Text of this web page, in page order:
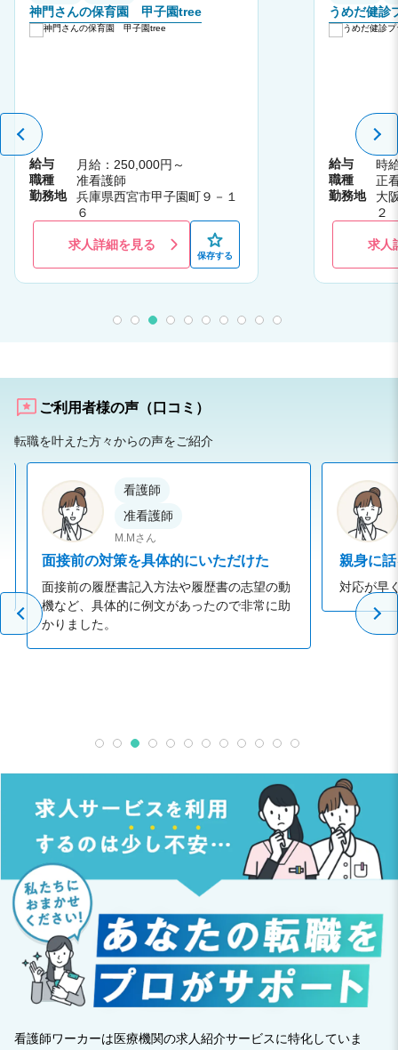
神門さんの保育園 甲子園tree
給与
月給：250,000円～
職種
准看護師
勤務地
兵庫県西宮市甲子園町９－１
６
求人詳細を見る
保存する
うめだ健診
給与
時
職種
正
勤務地
大
２
求人
ご利用者様の声（口コミ）
転職を叶えた方々からの声をご紹介
看護師
准看護師
M.Mさん
面接前の対策を具体的にいただけた
面接前の履歴書記入方法や履歴書の志望の動
機など、具体的に例文があったので非常に助
かりました。
親身に
対応が早
看護師ワーカーは医療機関の求人紹介サービスに特化していま